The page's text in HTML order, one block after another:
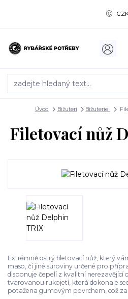
Úvod Bižuteri Bižuterie
Filetovací nůž
Extrémně ostrý filetovací nůž, který
maso, či jiné suroviny určené pro
disponuje čepelí z kvalitní nerezavějící
tvarovanou rukojetí, která dokonale
potažena gumovým povrchem, což